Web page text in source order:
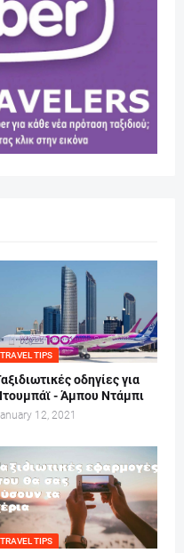
TRAVEL TIPS
οδηγίες για
- Άμπου Ντάμπι
12, 2021
TRAVEL TIPS